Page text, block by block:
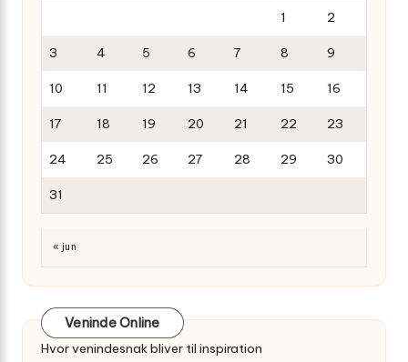
1 2
3 4 5 6 7 8 9
10 11 12 13 14 15 16
17 18 19 20 21 22 23
24 25 26 27 28 29 30
31
« jun
Veninde Online
Hvor venindesnak bliver til inspiration